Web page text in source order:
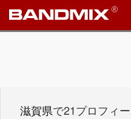
滋賀県で21プロフィ